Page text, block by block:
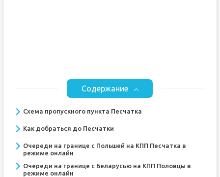
Содержание
Схема пропускного пункта Песчатка
Как добраться до Песчатки
Очереди на границе с Польшей на КПП Песчатка в
режиме онлайн
Очереди на границе с Беларусью на КПП Половцы в
режиме онлайн